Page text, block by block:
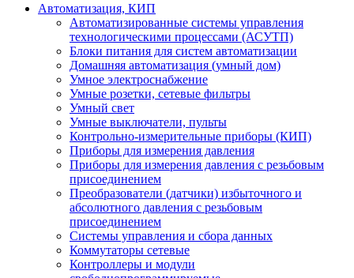
Автоматизация, КИП
Автоматизированные системы управления
технологическими процессами (АСУТП)
Блоки питания для систем автоматизации
Домашняя автоматизация (умный дом)
Умное электроснабжение
Умные розетки, сетевые фильтры
Умный свет
Умные выключатели, пульты
Контрольно-измерительные приборы (КИП)
Приборы для измерения давления
Приборы для измерения давления с резьбовым
присоединением
Преобразователи (датчики) избыточного и
абсолютного давления с резьбовым
присоединением
Системы управления и сбора данных
Коммутаторы сетевые
Контроллеры и модули